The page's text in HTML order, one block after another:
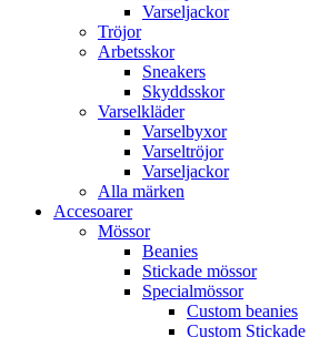
Varseljackor
Tröjor
Arbetsskor
Sneakers
Skyddsskor
Varselkläder
Varselbyxor
Varseltröjor
Varseljackor
Alla märken
Accesoarer
Mössor
Beanies
Stickade mössor
Specialmössor
Custom beanies
Custom Stickade